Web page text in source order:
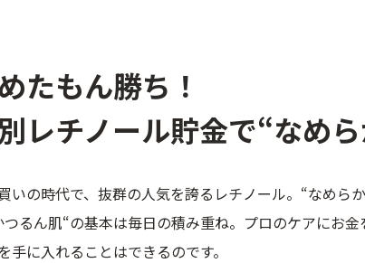
たもん勝ち！
レチノール貯金で“なめ
いの時代で、抜群の人気を誇るレチノール。“なめ
つるん肌“の基本は毎日の積み重ね。プロのケアにお
手に入れることはできるのです。